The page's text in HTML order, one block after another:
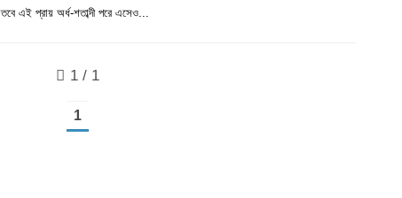
তবে এই প্রায় অর্ধ-শতাব্দী পরে এসেও...
1 / 1
1